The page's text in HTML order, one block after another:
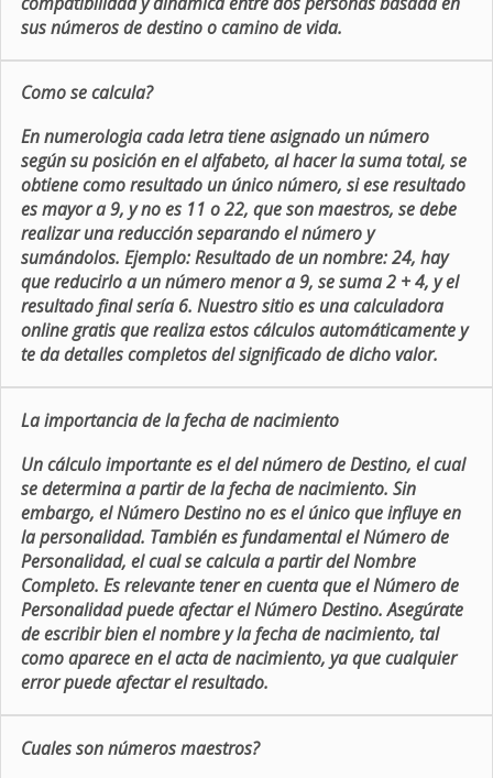
sus números de destino o camino de vida.
Como se calcula?
En numerologia cada letra tiene asignado un número
según su posición en el alfabeto, al hacer la suma total, se
obtiene como resultado un único número, si ese resultado
es mayor a 9, y no es 11 o 22, que son maestros, se debe
realizar una reducción separando el número y
sumándolos. Ejemplo: Resultado de un nombre: 24, hay
que reducirlo a un número menor a 9, se suma 2 + 4, y el
resultado final sería 6. Nuestro sitio es una calculadora
online gratis que realiza estos cálculos automáticamente y
te da detalles completos del significado de dicho valor.
La importancia de la fecha de nacimiento
Un cálculo importante es el del número de Destino, el cual
se determina a partir de la fecha de nacimiento. Sin
embargo, el Número Destino no es el único que influye en
la personalidad. También es fundamental el Número de
Personalidad, el cual se calcula a partir del Nombre
Completo. Es relevante tener en cuenta que el Número de
Personalidad puede afectar el Número Destino. Asegúrate
de escribir bien el nombre y la fecha de nacimiento, tal
como aparece en el acta de nacimiento, ya que cualquier
error puede afectar el resultado.
Cuales son números maestros?